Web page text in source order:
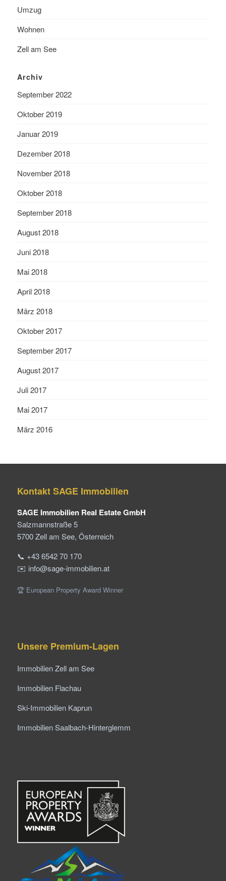
Umzug
Wohnen
Zell am See
Archiv
September 2022
Oktober 2019
Januar 2019
Dezember 2018
November 2018
Oktober 2018
September 2018
August 2018
Juni 2018
Mai 2018
April 2018
März 2018
Oktober 2017
September 2017
August 2017
Juli 2017
Mai 2017
März 2016
Kontakt SAGE Immobilien
SAGE Immobilien Real Estate GmbH
Salzmannstraße 5
5700 Zell am See, Österreich
📞 +43 6542 70 170
✉️ info@sage-immobilien.at
🏆 European Property Award Winner
Unsere Premium-Lagen
Immobilien Zell am See
Immobilien Flachau
Ski-Immobilien Kaprun
Immobilien Saalbach-Hinterglemm